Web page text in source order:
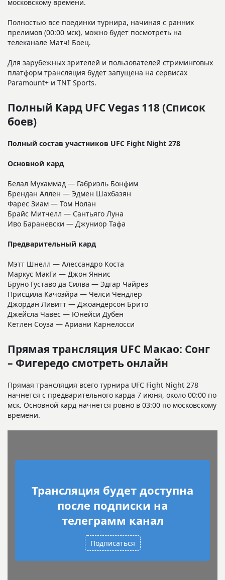
московскому времени.
Полностью все поединки турнира, начиная с ранних
прелимов (00:00 мск), можно будет посмотреть на
телеканале Матч! Боец.
Для зарубежных зрителей и пользователей стриминговых
платформ трансляция будет запущена на сервисах
Paramount+ и TNT Sports.
Полный Кард UFC Vegas 118 (Список
боев)
Полный состав участников UFC Fight Night 278
Основной кард
Белал Мухаммад — Габриэль Бонфим
Брендан Аллен — Эдмен Шахбазян
Фарес Зиам — Том Нолан
Брайс Митчелл — Сантьяго Луна
Иво Бараневски — Джуниор Тафа
Предварительный кард
Мэтт Шнелл — Алессандро Коста
Маркус МакГи — Джон Яннис
Бруно Густаво да Силва — Эдгар Чайрез
Присцила Качоэйра — Челси Чендлер
Джордан Ливитт — Джоандерсон Брито
Джейсла Чавес — Юнейси Дубен
Кетлен Соуза — Ариани Карнелосси
Прямая трансляция UFC Макао: Сонг
– Фигередо смотреть онлайн
Прямая трансляция всего турнира UFC Fight Night 278
начнется с предварительного карда 7 июня, около 00:00 по
мск. Основной кард начнется ровно в 03:00 по московскому
времени.
Трансляция будет доступна
после подписки на
телеграмм канал
Подписаться